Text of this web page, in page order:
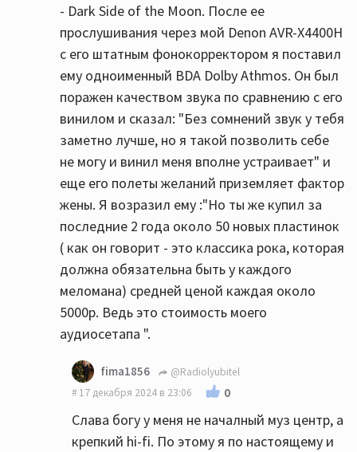
- Dark Side of the Moon. После ее
прослушивания через мой Denon AVR-X4400H
с его штатным фонокорректором я поставил
ему одноименный BDA Dolby Athmos. Он был
поражен качеством звука по сравнению с его
винилом и сказал: "Без сомнений звук у тебя
заметно лучше, но я такой позволить себе
не могу и винил меня вполне устраивает" и
еще его полеты желаний приземляет фактор
жены. Я возразил ему :"Но ты же купил за
последние 2 года около 50 новых пластинок
( как он говорит - это классика рока, которая
должна обязательна быть у каждого
меломана) средней ценой каждая около
5000р. Ведь это стоимость моего
аудиосетапа ".
fima1856
@Radiolyubitel
17 декабря 2024 в 23:06
0
Слава богу у меня не началный муз центр, а
крепкий hi-fi. По этому я по настоящему и